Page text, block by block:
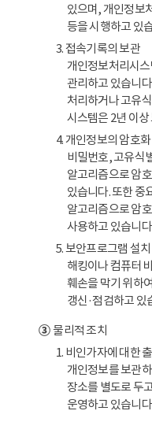
있으며, 개인정보
등을 시행하고 있
3. 접속기록의 보관
개인정보처리시스
관리하고 있습니
처리하거나 고유
시스템은 2년 이
4. 개인정보의 암호화
비밀번호, 고유식
알고리즘으로 암
있습니다. 또한 중
알고리즘으로 암
사용하고 있습니
5. 보안프로그램 설
해킹이나 컴퓨터
훼손을 막기 위하
갱신·점검하고 있
③물리적 조치
1. 비인가자에 대한
개인정보를 보관
장소를 별도로 두
운영하고 있습니